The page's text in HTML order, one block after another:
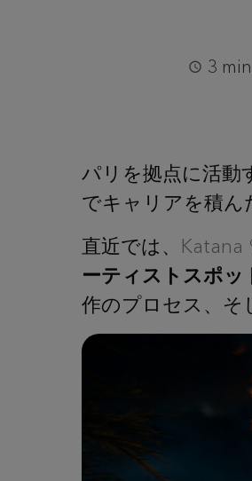
3
パリを拠点に活動
でキャリアを積ん
直近では、 Katana
ーティストスポッ
作のプロセス、そ